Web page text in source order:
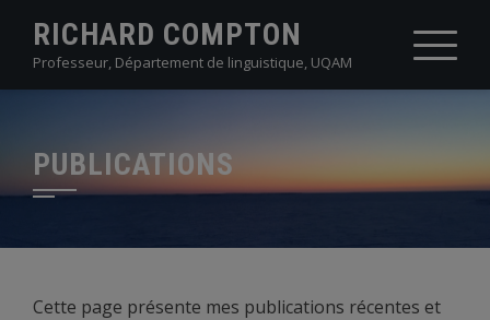
content
RICHARD COMPTON
Professeur, Département de linguistique, UQAM
PUBLICATIONS
Cette page présente mes publications récentes et